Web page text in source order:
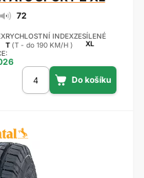
72
RYCHLOSTNÍ INDEX
T (T - do 190 KM/H )
ZESÍLENÉ
XL